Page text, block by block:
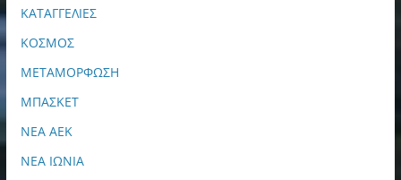
ΚΑΤΑΓΓΕΛΙΕΣ
ΚΟΣΜΟΣ
ΜΕΤΑΜΟΡΦΩΣΗ
ΜΠΑΣΚΕΤ
ΝΕΑ ΑΕΚ
ΝΕΑ ΙΩΝΙΑ